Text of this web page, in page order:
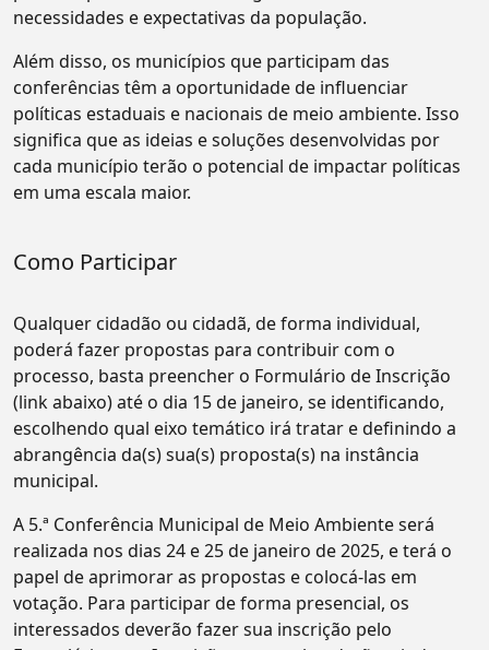
necessidades e expectativas da população.
Além disso, os municípios que participam das
conferências têm a oportunidade de influenciar
políticas estaduais e nacionais de meio ambiente. Isso
significa que as ideias e soluções desenvolvidas por
cada município terão o potencial de impactar políticas
em uma escala maior.
Como Participar
Qualquer cidadão ou cidadã, de forma individual,
poderá fazer propostas para contribuir com o
processo, basta preencher o Formulário de Inscrição
(link abaixo) até o dia 15 de janeiro, se identificando,
escolhendo qual eixo temático irá tratar e definindo a
abrangência da(s) sua(s) proposta(s) na instância
municipal.
A 5.ª Conferência Municipal de Meio Ambiente será
realizada nos dias 24 e 25 de janeiro de 2025, e terá o
papel de aprimorar as propostas e colocá-las em
votação. Para participar de forma presencial, os
interessados deverão fazer sua inscrição pelo